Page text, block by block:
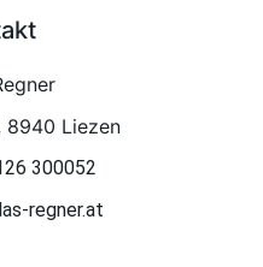
8940 Liezen
300052
regner.at